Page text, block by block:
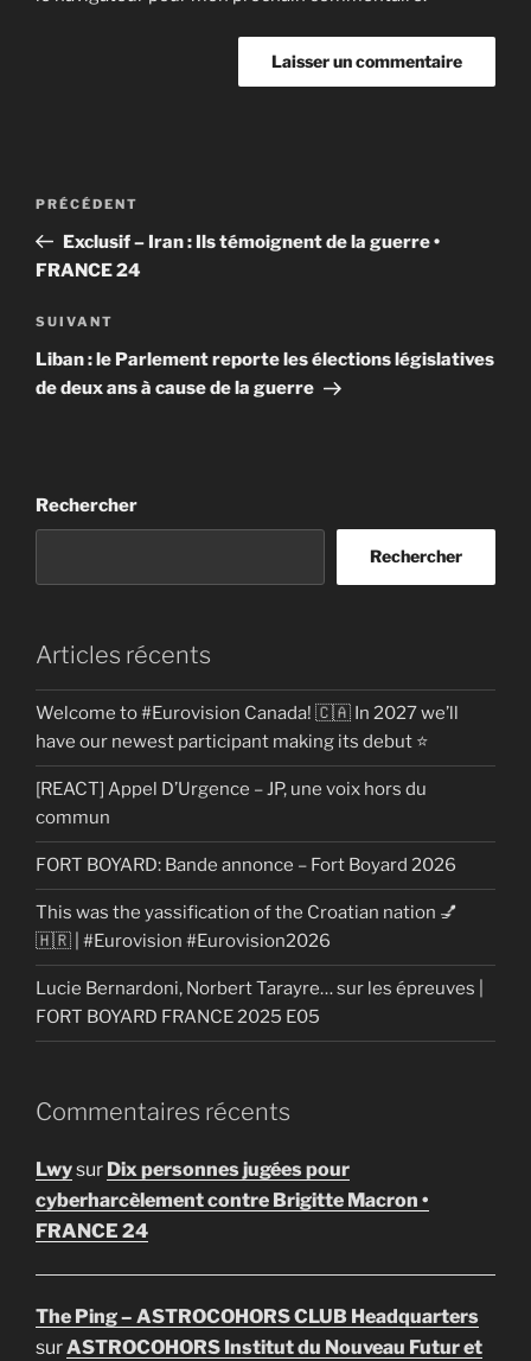
Navigation
l’article
Article
précédent
PRÉCÉDENT
Exclusif – Iran : Ils témoignent de la guerre •
FRANCE 24
Article
suivant
SUIVANT
Liban : le Parlement reporte les élections législatives
de deux ans à cause de la guerre
Rechercher
Rechercher
Articles récents
Welcome to #Eurovision Canada! 🇨🇦 In 2027 we’ll
have our newest participant making its debut ⭐
[REACT] Appel D’Urgence – JP, une voix hors du
commun
FORT BOYARD: Bande annonce – Fort Boyard 2026
This was the yassification of the Croatian nation 💅
🇭🇷 | #Eurovision #Eurovision2026
Lucie Bernardoni, Norbert Tarayre… sur les épreuves |
FORT BOYARD FRANCE 2025 E05
Commentaires récents
Lwysur Dix personnes jugées pour
cyberharcèlement contre Brigitte Macron •
FRANCE 24
The Ping – ASTROCOHORS CLUB Headquarters
surASTROCOHORS Institut du Nouveau Futur et